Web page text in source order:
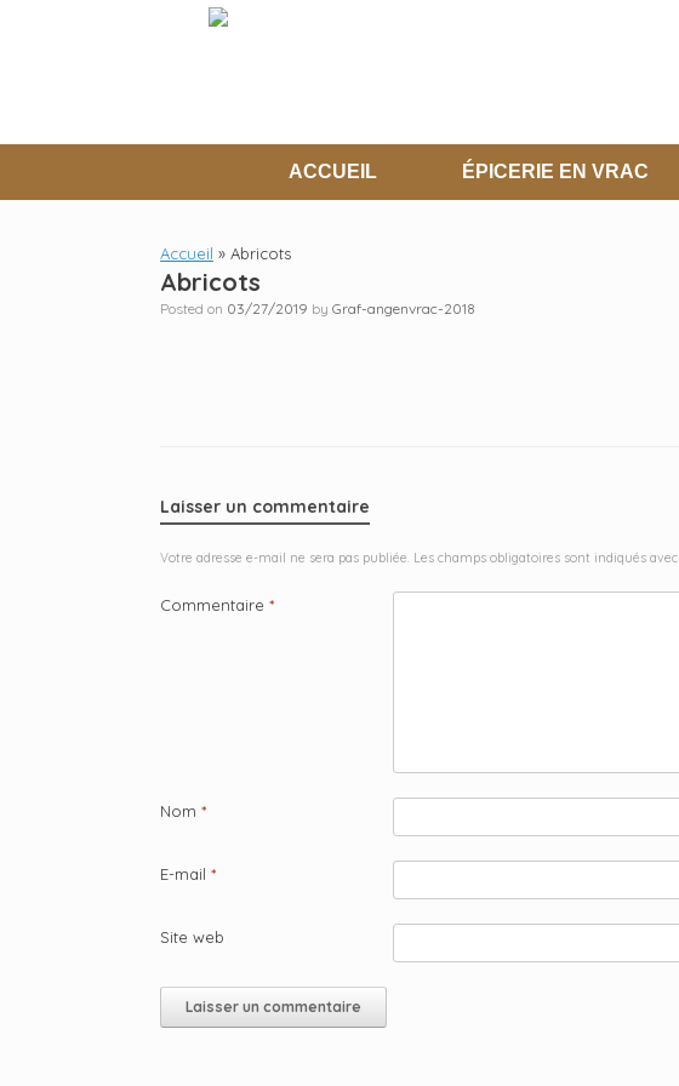
ACCUEIL ÉPICERIE EN VRAC
Accueil » Abricots
Abricots
Posted on 03/27/2019 by Graf-angenvrac-2018
Laisser un commentaire
Votre adresse e-mail ne sera pas publiée. Les champs obligatoires sont indiqués avec
Commentaire *
Nom *
E-mail *
Site web